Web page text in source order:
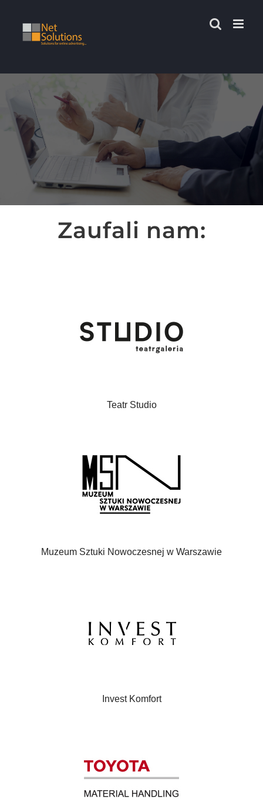
zawartości
Zaufali nam:
Teatr Studio
Muzeum Sztuki Nowoczesnej w Warszawie
Invest Komfort